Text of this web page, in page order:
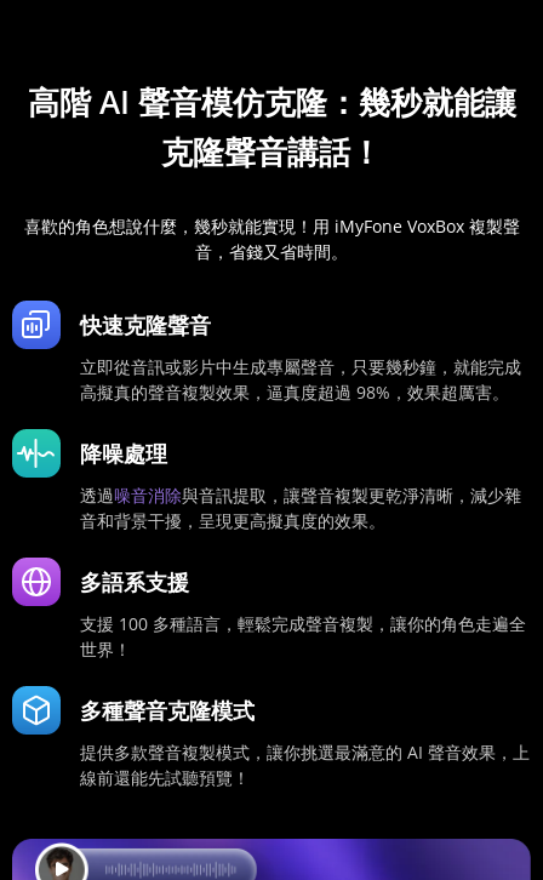
高階 AI 聲音模仿克隆：幾秒就能讓
克隆聲音講話！
喜歡的角色想說什麼，幾秒就能實現！用 iMyFone VoxBox 複製聲
音，省錢又省時間。
快速克隆聲音
立即從音訊或影片中生成專屬聲音，只要幾秒鐘，就能完成
高擬真的聲音複製效果，逼真度超過 98%，效果超厲害。
降噪處理
透過噪音消除與音訊提取，讓聲音複製更乾淨清晰，減少雜
音和背景干擾，呈現更高擬真度的效果。
多語系支援
支援 100 多種語言，輕鬆完成聲音複製，讓你的角色走遍全
世界！
多種聲音克隆模式
提供多款聲音複製模式，讓你挑選最滿意的 AI 聲音效果，上
線前還能先試聽預覽！